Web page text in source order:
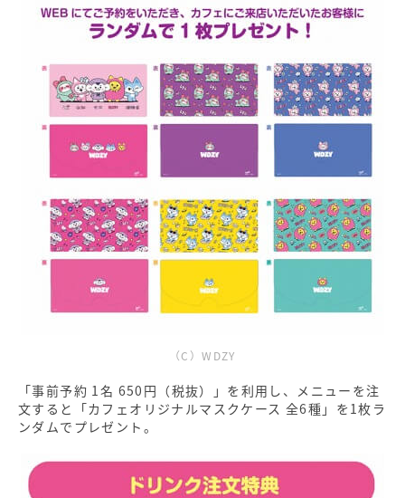
（C）WDZY
「事前予約 1名 650円（税抜）」を利用し、メニューを注
文すると「カフェオリジナルマスクケース 全6種」を1枚ラ
ンダムでプレゼント。